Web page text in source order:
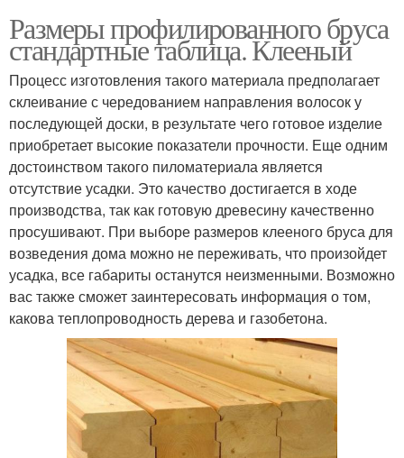
Размеры профилированного бруса
стандартные таблица. Клееный
Процесс изготовления такого материала предполагает
склеивание с чередованием направления волосок у
последующей доски, в результате чего готовое изделие
приобретает высокие показатели прочности. Еще одним
достоинством такого пиломатериала является
отсутствие усадки. Это качество достигается в ходе
производства, так как готовую древесину качественно
просушивают. При выборе размеров клееного бруса для
возведения дома можно не переживать, что произойдет
усадка, все габариты останутся неизменными. Возможно
вас также сможет заинтересовать информация о том,
какова теплопроводность дерева и газобетона.